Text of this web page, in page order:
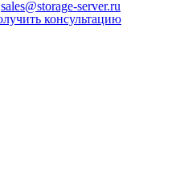
sales@storage-server.ru
консультацию